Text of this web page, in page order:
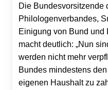
Die Bundesvorsitzende
Philologenverbandes,
Einigung von Bund und
macht deutlich: „Nun
werden nicht mehr
Bundes mindestens
eigenen Haushalt zu